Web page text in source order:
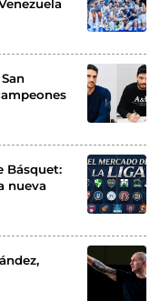
Básquet:
nueva